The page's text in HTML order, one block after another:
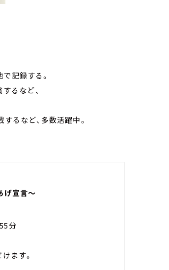
記録する。
るなど、
るなど、多数活躍中。
げ宣言～
分
ます。